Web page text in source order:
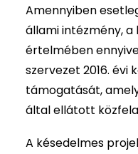
Amennyiben
állami intézmény,
értelmében
szervezet 2016. évi
támogatását,
által ellátott
A késedelmes